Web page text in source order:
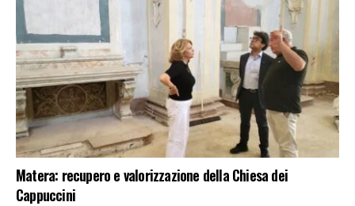
Matera: recupero e valorizzazione della Chiesa dei
Cappuccini